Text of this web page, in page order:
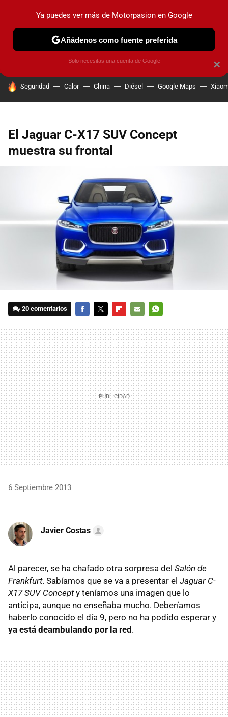
PRUEBAS COCHES ELÉCTRICOS OBSERVATORIO
HOY SE HABLA DE
Seguridad Calor China Diésel Google Maps
El Jaguar C-X17 SUV Concept
muestra su frontal
20 comentarios
MAIL
6 Septiembre 2013
Javier Costas
Al parecer, se ha chafado otra sorpresa del Salón de
Frankfurt. Sabíamos que se va a presentar el Jaguar C-
X17 SUV Concepty teníamos una imagen que lo
anticipa, aunque no enseñaba mucho. Deberíamos
haberlo conocido el día 9, pero no ha podido esperar y
ya está deambulando por la red.
×
Ya puedes ver más de Motorpasion en Google
Añádenos como fuente preferida
Solo necesitas una cuenta de Google